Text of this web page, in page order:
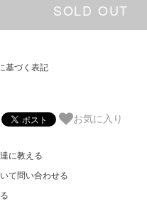
SOLD OUT
基づく表記
お気に入り
に教える
て問い合わせる